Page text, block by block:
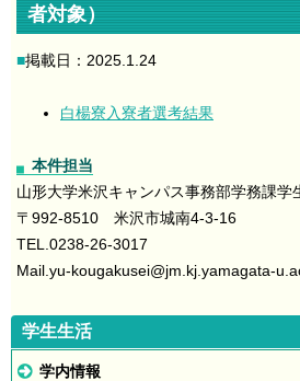
者対象）
■掲載日：2025.1.24
白楊寮入寮者選考結果
本件担当
山形大学米沢キャンパス事務部学務課学
〒992-8510 米沢市城南4-3-16
TEL.0238-26-3017
Mail.yu-kougakusei@jm.kj.yamagata-
学生生活
学内情報